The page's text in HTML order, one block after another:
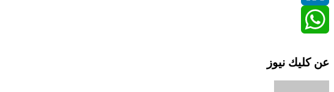
LinkedIn
عن كليك نيوز